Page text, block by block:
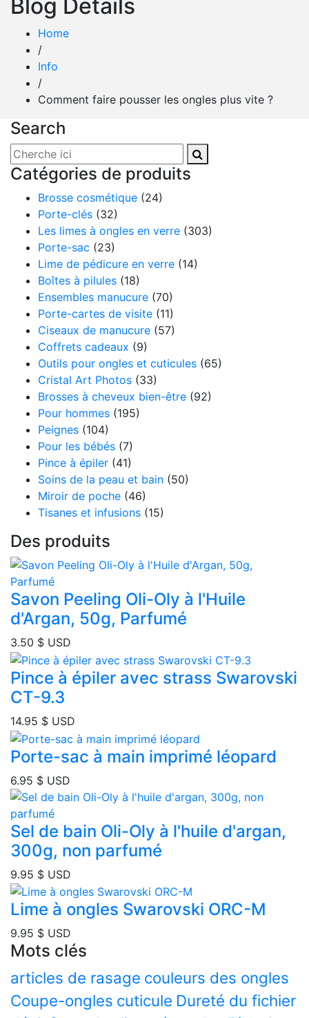
Blog Details
Home
/
Info
/
Comment faire pousser les ongles plus vite ?
Search
Catégories de produits
Brosse cosmétique (24)
Porte-clés (32)
Les limes à ongles en verre (303)
Porte-sac (23)
Lime de pédicure en verre (14)
Boîtes à pilules (18)
Ensembles manucure (70)
Porte-cartes de visite (11)
Ciseaux de manucure (57)
Coffrets cadeaux (9)
Outils pour ongles et cuticules (65)
Cristal Art Photos (33)
Brosses à cheveux bien-être (92)
Pour hommes (195)
Peignes (104)
Pour les bébés (7)
Pince à épiler (41)
Soins de la peau et bain (50)
Miroir de poche (46)
Tisanes et infusions (15)
Des produits
Savon Peeling Oli-Oly à l'Huile
d'Argan, 50g, Parfumé
3.50 $ USD
Pince à épiler avec strass Swarovski
CT-9.3
14.95 $ USD
Porte-sac à main imprimé léopard
6.95 $ USD
Sel de bain Oli-Oly à l'huile d'argan,
300g, non parfumé
9.95 $ USD
Lime à ongles Swarovski ORC-M
9.95 $ USD
Mots clés
articles de rasage couleurs des ongles
Coupe-ongles cuticule Dureté du fichier